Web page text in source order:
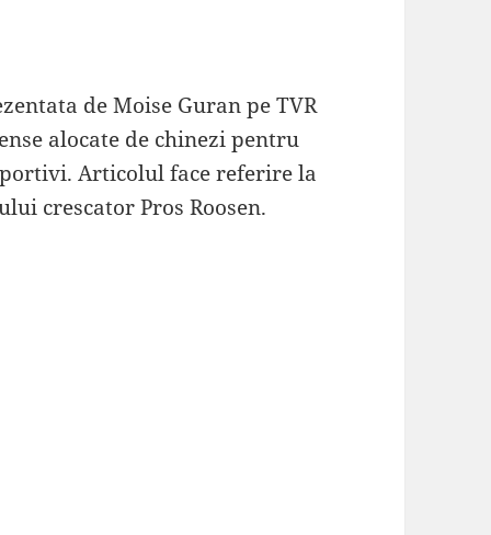
de Moise Guran pe TVR
alocate de chinezi pentru
Articolul face referire la
crescator Pros Roosen.